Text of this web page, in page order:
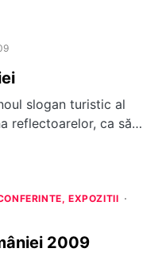
slogan turistic al
reflectoarelor, ca să…
EXPOZITII
2009